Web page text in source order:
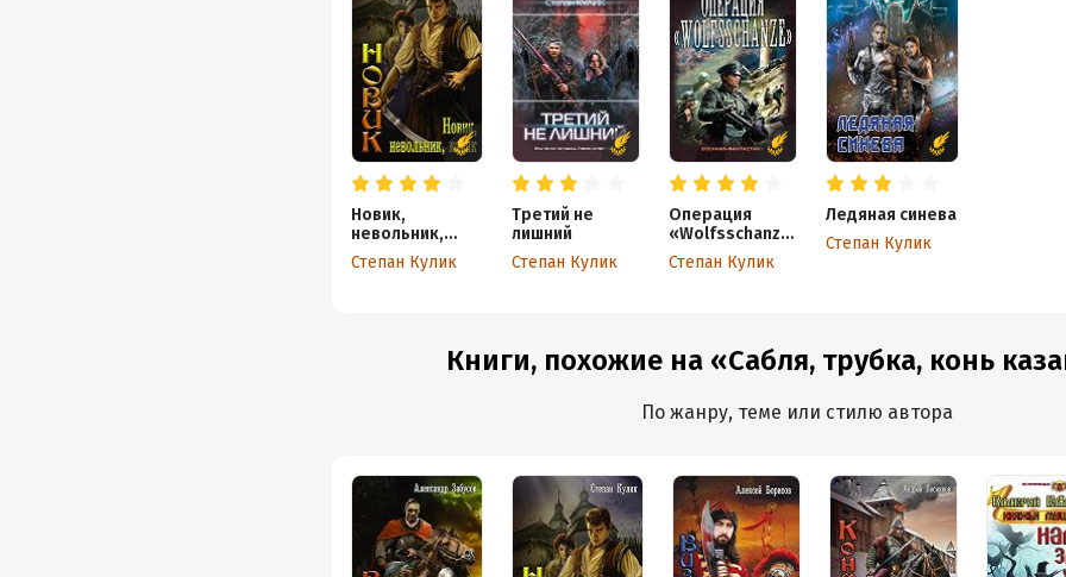
Новик,
невольник,
казак
Степан Кулик
Третий не
лишний
Степан Кулик
Операция
«Wolfsschanze
»
Степан Кулик
Ледяная синева
Степан Кулик
Книги, похожие на «Сабля, трубка, конь
По жанру, теме или стилю автора